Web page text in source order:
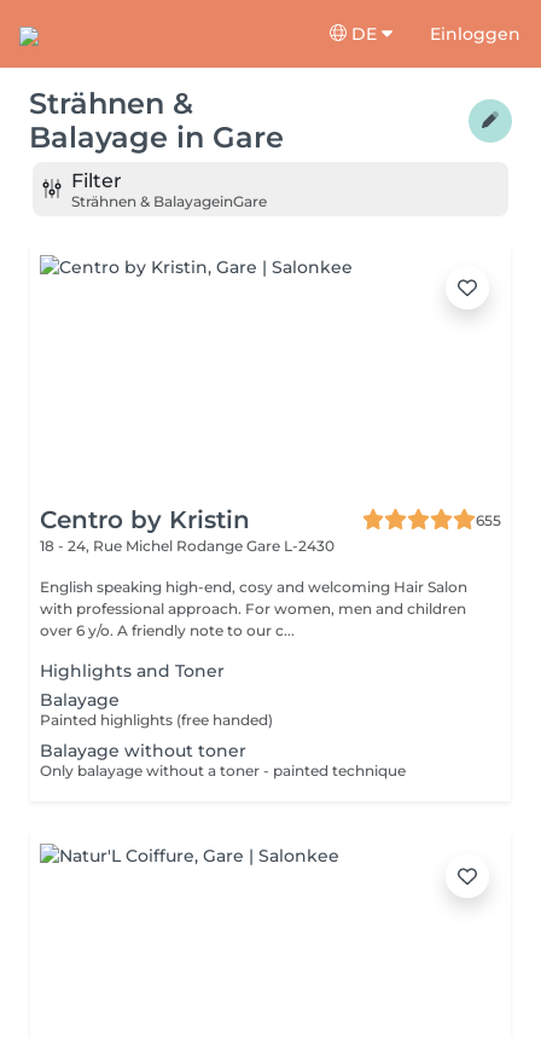
DE Einloggen
Strähnen &
Balayage in Gare
Filter
Strähnen & BalayageinGare
Centro by Kristin
655
18 - 24, Rue Michel Rodange Gare L-2430
English speaking high-end, cosy and welcoming Hair Salon
with professional approach. For women, men and children
over 6 y/o. A friendly note to our c...
Highlights and Toner
Balayage
Painted highlights (free handed)
Balayage without toner
Only balayage without a toner - painted technique